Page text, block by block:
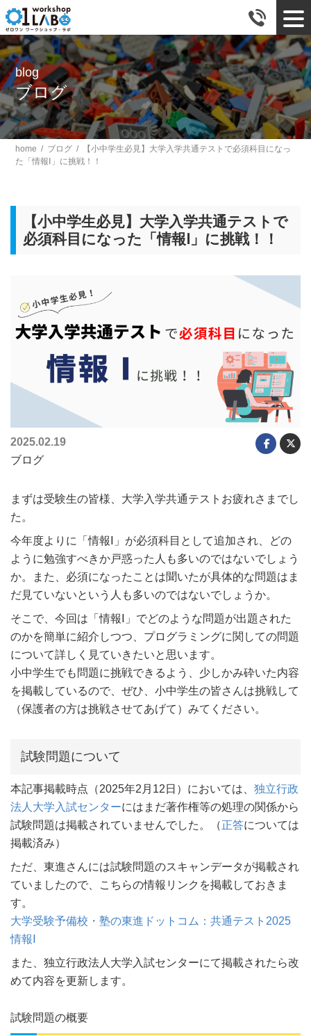
blog
ブログ
home / ブログ /
【小中学生必見】大学入学共通テストで必須科目になっ
た「情報Ⅰ」に挑戦！！
【小中学生必見】大学入学共通テストで
必須科目になった「情報Ⅰ」に挑戦！！
2025.02.19
ブログ
まずは受験生の皆様、大学入学共通テストお疲れさまでし
た。
今年度よりに「情報Ⅰ」が必須科目として追加され、どの
ように勉強すべきか戸惑った人も多いのではないでしょう
か。また、必須になったことは聞いたが具体的な問題はま
だ見ていないという人も多いのではないでしょうか。
そこで、今回は「情報Ⅰ」でどのような問題が出題された
のかを簡単に紹介しつつ、プログラミングに関しての問題
について詳しく見ていきたいと思います。
小中学生でも問題に挑戦できるよう、少しかみ砕いた内容
を掲載しているので、ぜひ、小中学生の皆さんは挑戦して
（保護者の方は挑戦させてあげて）みてください。
試験問題について
本記事掲載時点（2025年2月12日）においては、 独立行政
法人大学入試センターにはまだ著作権等の処理の関係から
試験問題は掲載されていませんでした。（正答については
掲載済み）
ただ、東進さんには試験問題のスキャンデータが掲載され
ていましたので、こちらの情報リンクを掲載しておきま
す。
大学受験予備校・塾の東進ドットコム：共通テスト2025
情報Ⅰ
また、独立行政法人大学入試センターにて掲載されたら改
めて内容を更新します。
試験問題の概要